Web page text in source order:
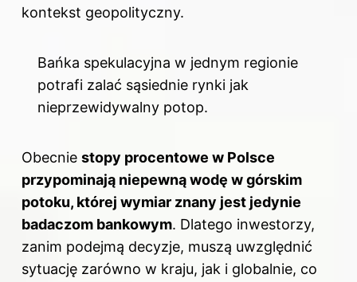
kontekst geopolityczny.
Bańka spekulacyjna w jednym regionie
potrafi zalać sąsiednie rynki jak
nieprzewidywalny potop.
Obecnie stopy procentowe w Polsce
przypominają niepewną wodę w górskim
potoku, której wymiar znany jest jedynie
badaczom bankowym. Dlatego inwestorzy,
zanim podejmą decyzje, muszą uwzględnić
sytuację zarówno w kraju, jak i globalnie, co